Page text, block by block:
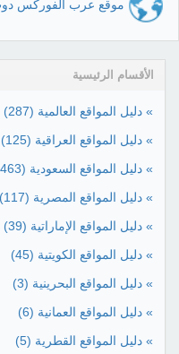
موقع عرب الفوركس
الأقسام الرئيسية
» دليل المواقع العالمية (287)
» دليل المواقع العراقية (125)
» دليل المواقع السعودية (463)
» دليل المواقع المصرية (117)
» دليل المواقع الإماراتية (39)
» دليل المواقع الكويتية (45)
» دليل المواقع البحرينية (3)
» دليل المواقع العمانية (6)
» دليل المواقع القطرية (5)